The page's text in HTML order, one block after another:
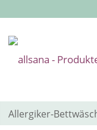
Allergiker-